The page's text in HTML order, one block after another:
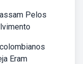
Pelos
Eram